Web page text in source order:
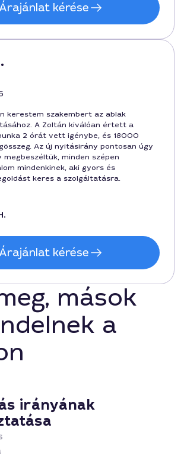
Árajánlat kérése
kerestem szakembert az ablak
A Zoltán kiválóan értett a
2 órát vett igénybe, és 18000
Az új nyitásirány pontosan úgy
megbeszéltük, minden szépen
mindenkinek, aki gyors és
keres a szolgáltatásra.
Árajánlat kérése
mások
a
irányának